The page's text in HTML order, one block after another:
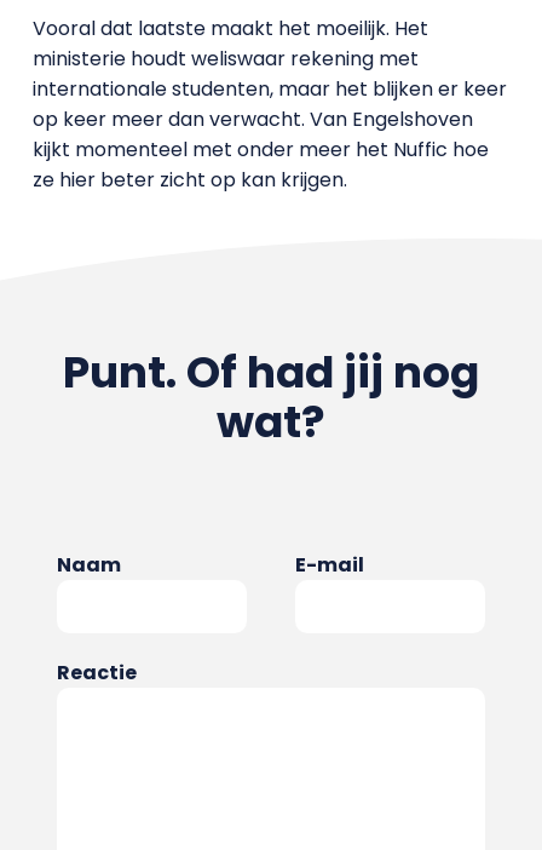
Vooral dat laatste maakt het moeilijk. Het
ministerie houdt weliswaar rekening met
internationale studenten, maar het blijken er keer
op keer meer dan verwacht. Van Engelshoven
kijkt momenteel met onder meer het Nuffic hoe
ze hier beter zicht op kan krijgen.
Punt. Of had jij nog
wat?
Naam E-mail
Reactie